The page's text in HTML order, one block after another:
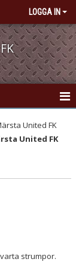
LOGGA IN
United FK
strumpor.